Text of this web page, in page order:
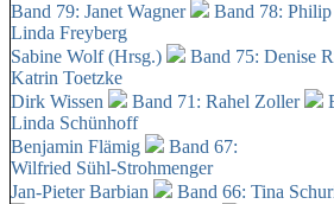
Band 79: Janet Wagner Band 78:
Linda Freyberg
Sabine Wolf (Hrsg.)
Band 75: Denise
Katrin Toetzke
Dirk Wissen
Band 71: Rahel Zoller
Linda Schünhoff
Benjamin Flämig
Band 67:
Wilfried Sühl-Strohmenger
Jan-Pieter Barbian
Band 66: Tina